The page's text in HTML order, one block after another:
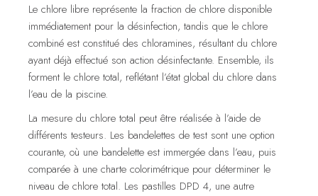
Le chlore libre représente la fraction de chlore disponible
immédiatement pour la désinfection, tandis que le chlore
combiné est constitué des chloramines, résultant du chlore
ayant déjà effectué son action désinfectante. Ensemble, ils
forment le chlore total, reflétant l’état global du chlore dans
l’eau de la piscine.
La mesure du chlore total peut être réalisée à l’aide de
différents testeurs. Les bandelettes de test sont une option
courante, où une bandelette est immergée dans l’eau, puis
comparée à une charte colorimétrique pour déterminer le
niveau de chlore total. Les pastilles DPD 4, une autre